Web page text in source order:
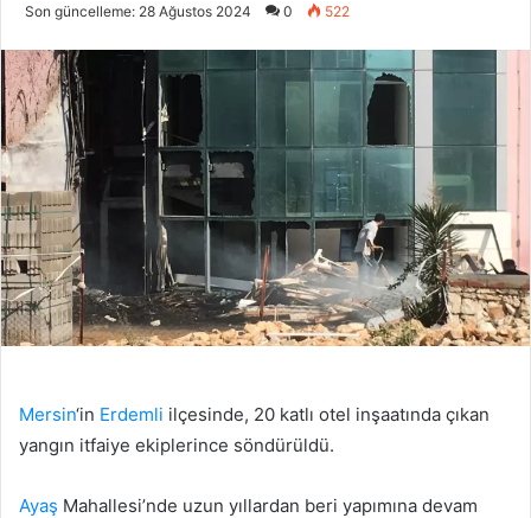
Son güncelleme: 28 Ağustos 2024 0 522
Mersin‘in Erdemli ilçesinde, 20 katlı otel inşaatında çıkan
yangın itfaiye ekiplerince söndürüldü.
Ayaş Mahallesi’nde uzun yıllardan beri yapımına devam